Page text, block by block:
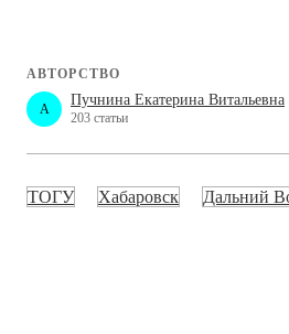
АВТОРСТВО
A
Пучнина Екатерина Витальевна
203 статьи
ТОГУ Хабаровск Дальний